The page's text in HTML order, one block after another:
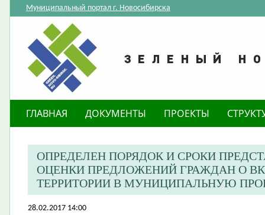
Муниципальный портал г. Новосибирска
ГЛАВНАЯ ДОКУМЕНТЫ ПРОЕКТЫ
ОПРЕДЕЛЕН ПОРЯДОК И СРОКИ
ОЦЕНКИ ПРЕДЛОЖЕНИЙ ГРАЖДАН О
ТЕРРИТОРИИ В МУНИЦИПАЛЬНУЮ
28.02.2017 14:00